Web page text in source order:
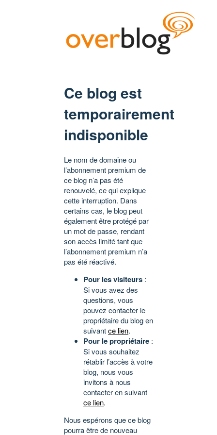
Ce blog est
temporairement
indisponible
Le nom de domaine ou
l’abonnement premium de
ce blog n’a pas été
renouvelé, ce qui explique
cette interruption. Dans
certains cas, le blog peut
également être protégé par
un mot de passe, rendant
son accès limité tant que
l’abonnement premium n’a
pas été réactivé.
Pour les visiteurs :
Si vous avez des
questions, vous
pouvez contacter le
propriétaire du blog en
suivantce lien.
Pour le propriétaire :
Si vous souhaitez
rétablir l’accès à votre
blog, nous vous
invitons à nous
contacter en suivant
ce lien.
Nous espérons que ce blog
pourra être de nouveau